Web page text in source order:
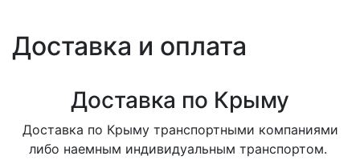
Доставка и оплата
Доставка по Крыму
Доставка по Крыму транспортными компаниями
либо наемным индивидуальным транспортом.